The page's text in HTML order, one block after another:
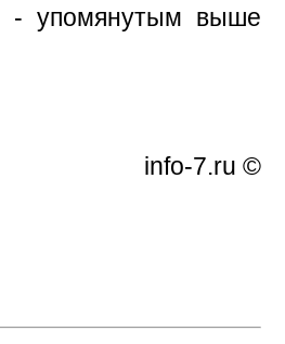
- упомянутым выше
info-7.ru ©